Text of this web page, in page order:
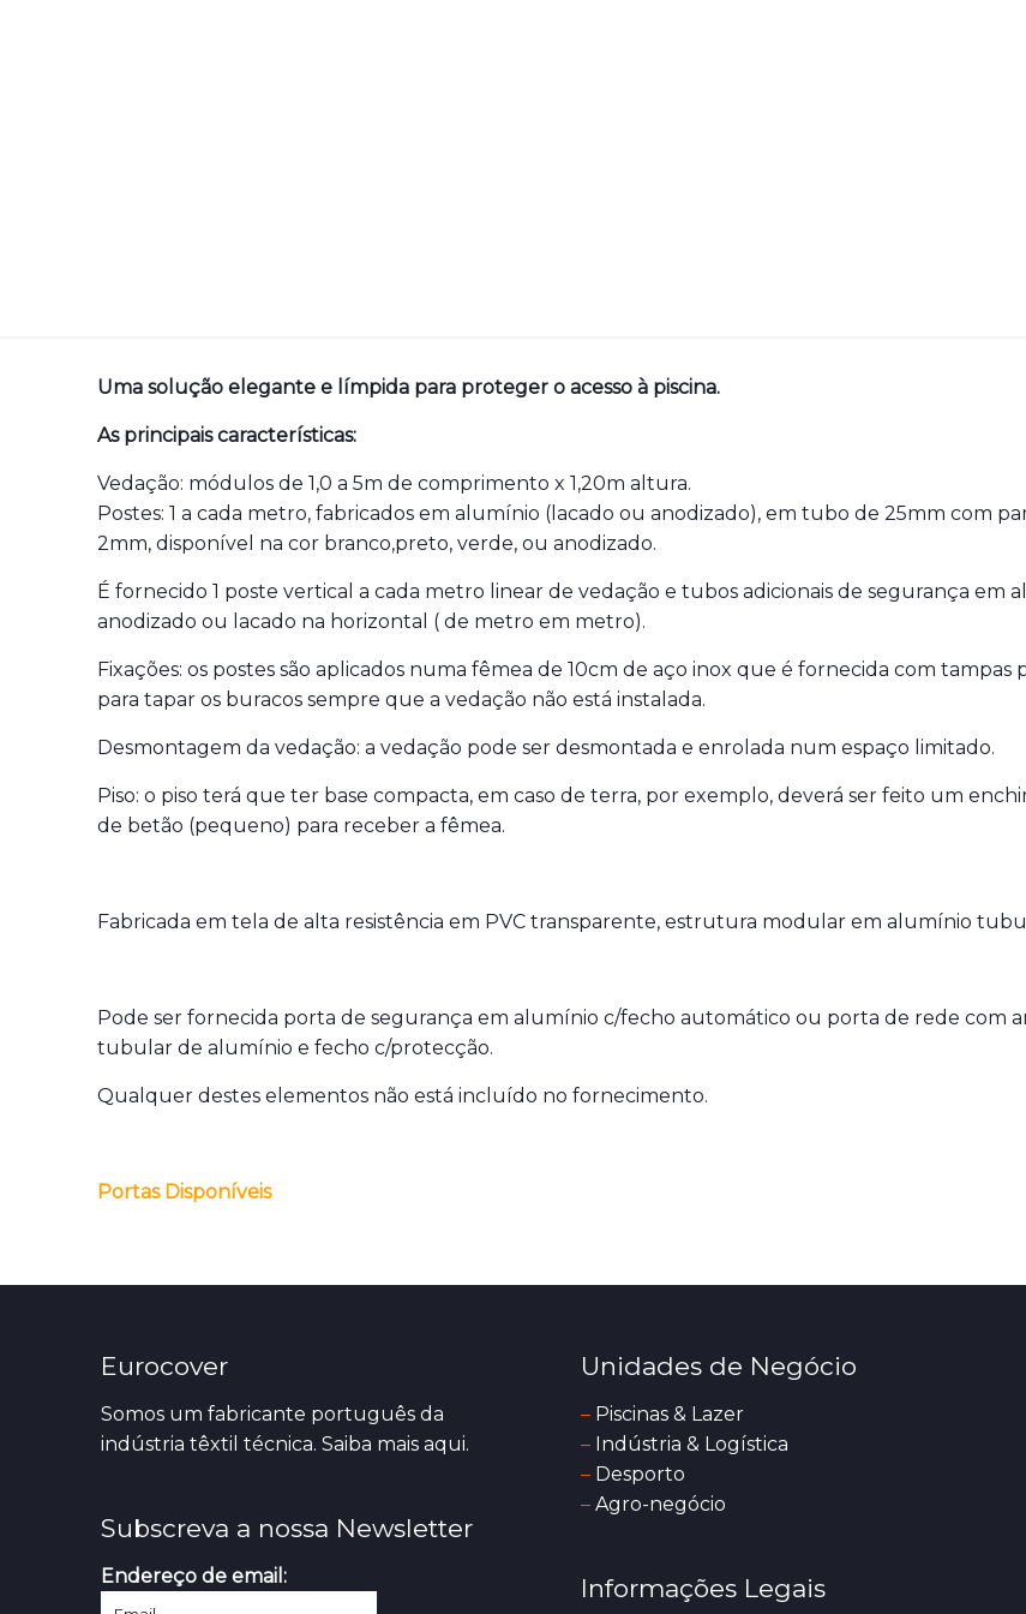
Uma solução elegante e límpida para proteger o acesso à piscina.
As principais características:
Vedação: módulos de 1,0 a 5m de comprimento x 1,20m altura.
Postes: 1 a cada metro, fabricados em alumínio (lacado ou anodizado), em tubo de 25mm com
2mm, disponível na cor branco,preto, verde, ou anodizado.
É fornecido 1 poste vertical a cada metro linear de vedação e tubos adicionais de segurança em
anodizado ou lacado na horizontal ( de metro em metro).
Fixações: os postes são aplicados numa fêmea de 10cm de aço inox que é fornecida com tampas
para tapar os buracos sempre que a vedação não está instalada.
Desmontagem da vedação: a vedação pode ser desmontada e enrolada num espaço limitado.
Piso: o piso terá que ter base compacta, em caso de terra, por exemplo, deverá ser feito um
de betão (pequeno) para receber a fêmea.
Fabricada em tela de alta resistência em PVC transparente, estrutura modular em alumínio
Pode ser fornecida porta de segurança em alumínio c/fecho automático ou porta de rede com
tubular de alumínio e fecho c/protecção.
Qualquer destes elementos não está incluído no fornecimento.
Portas Disponíveis
Eurocover
Somos um fabricante português da
indústria têxtil técnica. Saiba mais aqui.
Subscreva a nossa Newsletter
Endereço de email:
Unidades de Negócio
– Piscinas & Lazer
– Indústria & Logística
– Desporto
– Agro-negócio
Informações Legais